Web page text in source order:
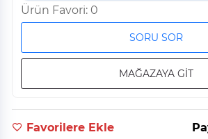
Ürün Favori: 0
SORU SOR
MAĞAZAYA GİT
Favorilere Ekle